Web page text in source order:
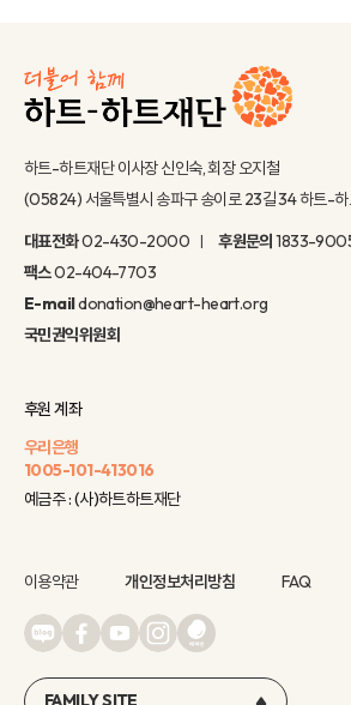
하트-하트재단 이사장 신인숙, 회장 오지철
(05824) 서울특별시 송파구 송이로 23길 34 하트-하
대표전화02-430-2000 후원문의1833-
팩스02-404-7703
E-maildonation@heart-heart.org
국민권익위원회
후원 계좌
우리은행
1005-101-413016
예금주 : (사)하트하트재단
이용약관 개인정보처리방침 FAQ
FAMILY SITE